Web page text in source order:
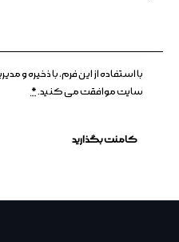
با استفاده از این فرم، با ذخیره
سایت موافقت می کنید.*